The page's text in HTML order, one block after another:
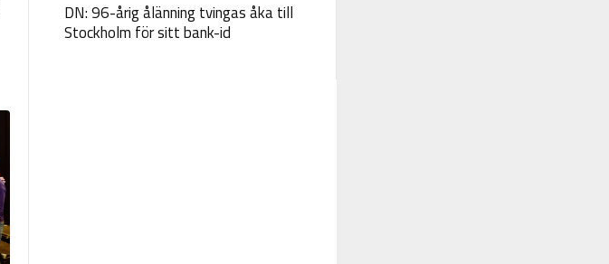
DN: 96-årig ålänning tvingas åka till
Stockholm för sitt bank-id